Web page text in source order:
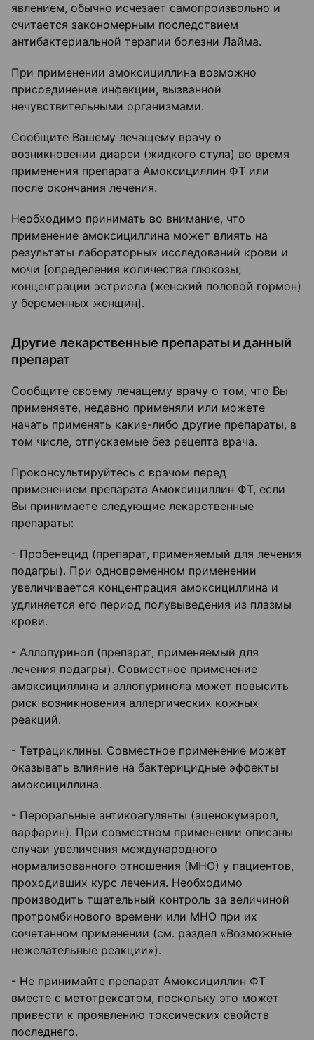
явлением, обычно исчезает самопроизвольно и
считается закономерным последствием
антибактериальной терапии болезни Лайма.
При применении амоксициллина возможно
присоединение инфекции, вызванной
нечувствительными организмами.
Сообщите Вашему лечащему врачу о
возникновении диареи (жидкого стула) во время
применения препарата Амоксициллин ФТ или
после окончания лечения.
Необходимо принимать во внимание, что
применение амоксициллина может влиять на
результаты лабораторных исследований крови и
мочи [определения количества глюкозы;
концентрации эстриола (женский половой гормон)
у беременных женщин].
Другие лекарственные препараты и данный
препарат
Сообщите своему лечащему врачу о том, что Вы
применяете, недавно применяли или можете
начать применять какие-либо другие препараты, в
том числе, отпускаемые без рецепта врача.
Проконсультируйтесь с врачом перед
применением препарата Амоксициллин ФТ, если
Вы принимаете следующие лекарственные
препараты:
- Пробенецид (препарат, применяемый для лечения
подагры). При одновременном применении
увеличивается концентрация амоксициллина и
удлиняется его период полувыведения из плазмы
крови.
- Аллопуринол (препарат, применяемый для
лечения подагры). Совместное применение
амоксициллина и аллопуринола может повысить
риск возникновения аллергических кожных
реакций.
- Тетрациклины. Совместное применение может
оказывать влияние на бактерицидные эффекты
амоксициллина.
- Пероральные антикоагулянты (аценокумарол,
варфарин). При совместном применении описаны
случаи увеличения международного
нормализованного отношения (МНО) у пациентов,
проходивших курс лечения. Необходимо
производить тщательный контроль за величиной
протромбинового времени или МНО при их
сочетанном применении (см. раздел «Возможные
нежелательные реакции»).
- Не принимайте препарат Амоксициллин ФТ
вместе с метотрексатом, поскольку это может
привести к проявлению токсических свойств
последнего.